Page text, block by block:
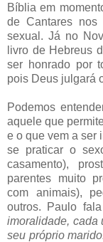
Bíblia em
de Cantares
sexual. Já no
livro de Hebreus
ser honrado por
pois Deus julgará
Podemos
aquele que
e o que vem a ser
se praticar o
casamento),
parentes muito
com animais),
outros. Paulo
imoralidade, cada
seu próprio